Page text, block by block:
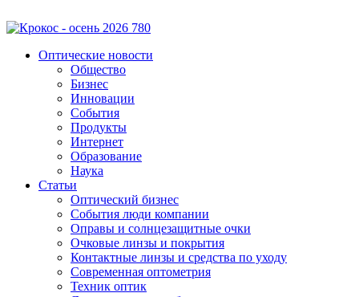
Оптические новости
Общество
Бизнес
Инновации
События
Продукты
Интернет
Образование
Наука
Статьи
Оптический бизнес
События люди компании
Оправы и солнцезащитные очки
Очковые линзы и покрытия
Контактные линзы и средства по уходу
Современная оптометрия
Техник оптик